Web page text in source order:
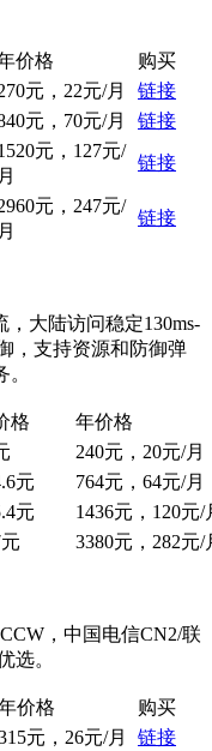
价格
购买
元，22元/月
链接
元，70元/月 链接
元，127元/
月
链接
元，247元/
月
链接
大陆访问稳定130ms-
，支持资源和防御弹
格
年价格
240元，20元/月
元
764元，64元/月
元
1436元，120元/
3380元，282元/
，中国电信CN2/联
选。
价格
购买
元，26元/月 链接